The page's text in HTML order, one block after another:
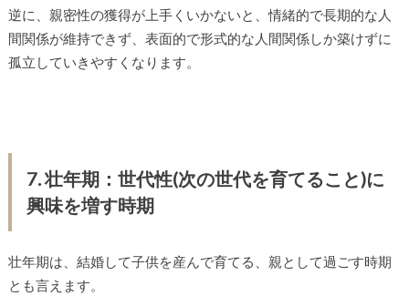
逆に、親密性の獲得が上手くいかないと、情緒的で長期的な人
間関係が維持できず、表面的で形式的な人間関係しか築けずに
孤立していきやすくなります。
7. 壮年期：世代性(次の世代を育てること)に
興味を増す時期
壮年期は、結婚して子供を産んで育てる、親として過ごす時期
とも言えます。